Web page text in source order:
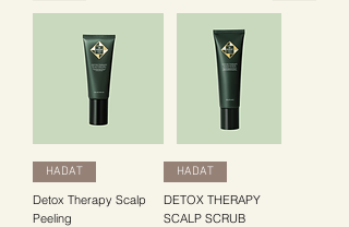
HADAT
Detox Therapy Scalp
Peeling
HADAT
DETOX THERAPY
SCALP SCRUB